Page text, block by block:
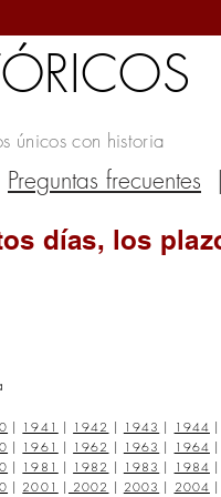
únicos con historia
Preguntas frecuentes |
días, los
| 1941 | 1942 | 1943 | 1944 |
| 1961 | 1962 | 1963 | 1964 |
| 1981 | 1982 | 1983 | 1984 |
| 2001 | 2002 | 2003 | 2004 |